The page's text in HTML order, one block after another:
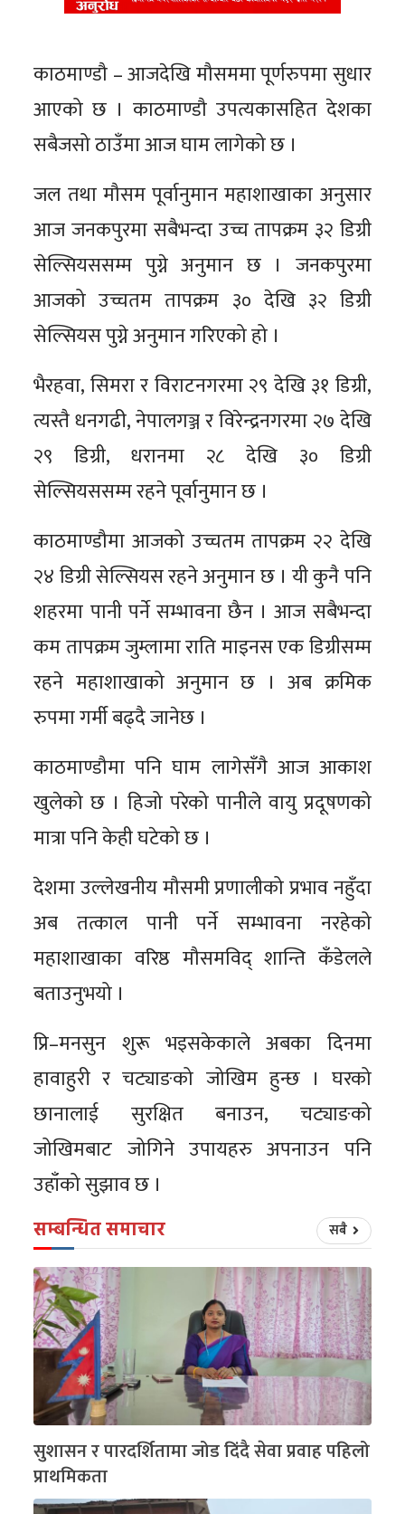
काठमाण्डौ – आजदेखि मौसममा पूर्णरुपमा सुधार
आएको छ । काठमाण्डौ उपत्यकासहित देशका
सबैजसो ठाउँमा आज घाम लागेको छ ।
जल तथा मौसम पूर्वानुमान महाशाखाका अनुसार
आज जनकपुरमा सबैभन्दा उच्च तापक्रम ३२ डिग्री
सेल्सियससम्म पुग्ने अनुमान छ । जनकपुरमा
आजको उच्चतम तापक्रम ३० देखि ३२ डिग्री
सेल्सियस पुग्ने अनुमान गरिएको हो ।
भैरहवा, सिमरा र विराटनगरमा २९ देखि ३१ डिग्री,
त्यस्तै धनगढी, नेपालगञ्ज र विरेन्द्रनगरमा २७ देखि
२९ डिग्री, धरानमा २८ देखि ३० डिग्री
सेल्सियससम्म रहने पूर्वानुमान छ ।
काठमाण्डौमा आजको उच्चतम तापक्रम २२ देखि
२४ डिग्री सेल्सियस रहने अनुमान छ । यी कुनै पनि
शहरमा पानी पर्ने सम्भावना छैन । आज सबैभन्दा
कम तापक्रम जुम्लामा राति माइनस एक डिग्रीसम्म
रहने महाशाखाको अनुमान छ । अब क्रमिक
रुपमा गर्मी बढ्दै जानेछ ।
काठमाण्डौमा पनि घाम लागेसँगै आज आकाश
खुलेको छ । हिजो परेको पानीले वायु प्रदूषणको
मात्रा पनि केही घटेको छ ।
देशमा उल्लेखनीय मौसमी प्रणालीको प्रभाव नहुँदा
अब तत्काल पानी पर्ने सम्भावना नरहेको
महाशाखाका वरिष्ठ मौसमविद् शान्ति कँडेलले
बताउनुभयो ।
प्रि–मनसुन शुरू भइसकेकाले अबका दिनमा
हावाहुरी र चट्याङको जोखिम हुन्छ । घरको
छानालाई सुरक्षित बनाउन, चट्याङको
जोखिमबाट जोगिने उपायहरु अपनाउन पनि
उहाँको सुझाव छ ।
सम्बन्धित समाचार सबै
सुशासन र पारदर्शितामा जोड दिंदै सेवा प्रवाह पहिलो
प्राथमिकता